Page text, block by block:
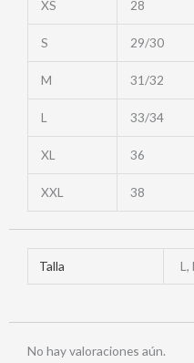
XS 28
S 29/30
M 31/32
L 33/34
XL 36
XXL 38
Talla L,
No hay valoraciones aún.